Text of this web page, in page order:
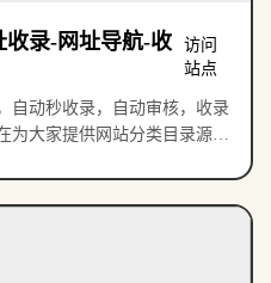
收录-网址导航-收
访问
站点
自动秒收录，自动审核，收录
为大家提供网站分类目录源